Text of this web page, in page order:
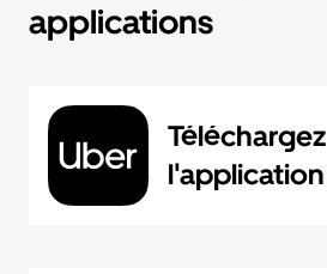
applications
Téléchargez